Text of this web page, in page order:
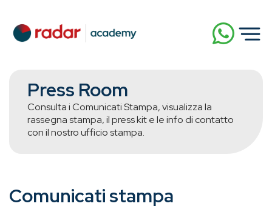
Press Room
Consulta i Comunicati Stampa, visualizza la
rassegna stampa, il press kit e le info di contatto
con il nostro ufficio stampa.
Comunicati stampa